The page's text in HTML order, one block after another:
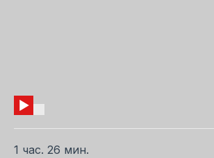
1 час. 26 мин.